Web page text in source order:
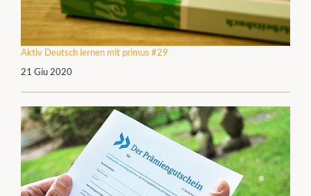
Aktiv Deutsch lernen mit primus #29
21 Giu 2020